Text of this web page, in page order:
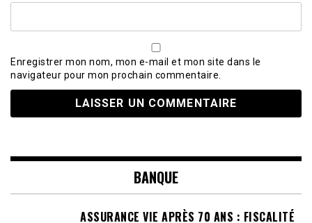
Enregistrer mon nom, mon e-mail et mon site dans le
navigateur pour mon prochain commentaire.
BANQUE
ASSURANCE VIE APRÈS 70 ANS : FISCALITÉ